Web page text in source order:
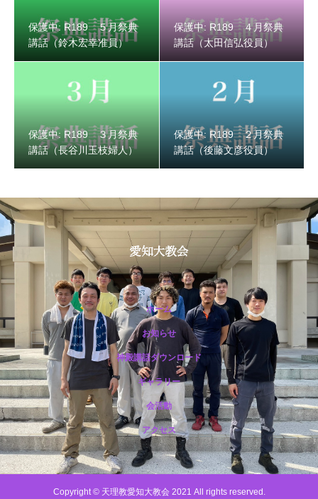
保護中: R189 ２月祭典講話（後藤文彦役員）
保護中: R188 12月祭典講話（市野光一准員）
保護中: R189 ５月祭典
講話（鈴木宏幸准員）
保護中: R189 ４月祭典
講話（太田信弘役員）
保護中: R189 ３月祭典
講話（長谷川玉枝婦人）
保護中: R189 ２月祭典
講話（後藤文彦役員）
ホーム
お知らせ
神殿講話ダウンロード
ギャラリー
会活動
アクセス
Copyright © 天理教愛知大教会 2021 All rights reserved.